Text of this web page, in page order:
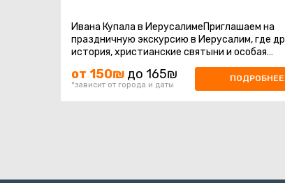
Ивана Купала в ИерусалимеПриглашаем на
праздничную экскурсию в Иерусалим, где
история, христианские святыни и особая
атмосфера праздника Ивана Купалы
...
от 150₪ до 165₪
*зависит от города и даты
ПОДРОБНЕЕ